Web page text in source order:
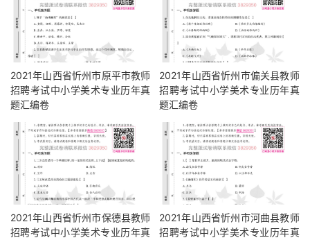
2021年山西省忻州市原平市教师
招聘考试中小学美术专业历年真
题汇编卷
2021年山西省忻州市偏关县教师
招聘考试中小学美术专业历年真
题汇编卷
2021年山西省忻州市保德县教师
招聘考试中小学美术专业历年真
2021年山西省忻州市河曲县教师
招聘考试中小学美术专业历年真